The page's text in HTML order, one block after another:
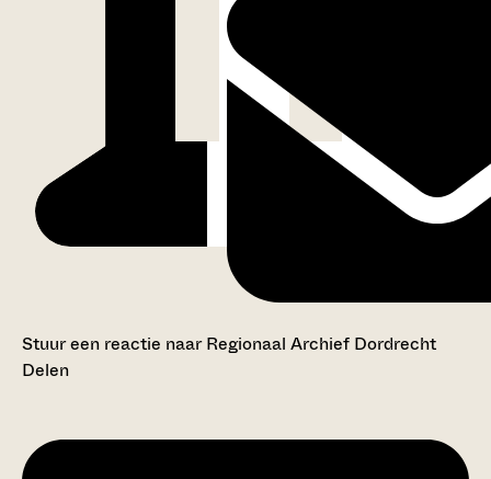
Stuur een reactie naar Regionaal Archief Dordrecht
Delen